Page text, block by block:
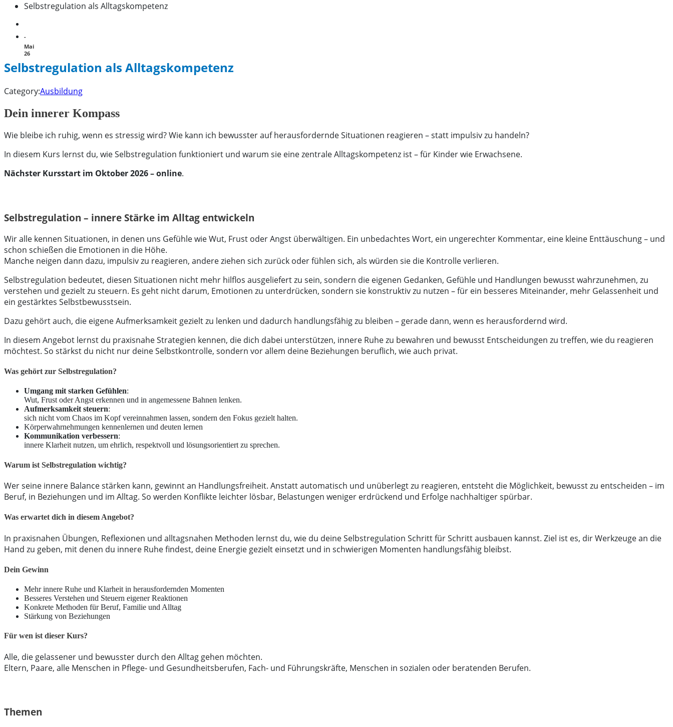
Selbstregulation als Alltagskompetenz
Mai
26
-
Selbstregulation als Alltagskompetenz
Category:Ausbildung
Dein innerer Kompass
Wie bleibe ich ruhig, wenn es stressig wird? Wie kann ich bewusster auf herausfordernde Situationen reagieren – statt impulsiv zu handeln?
In diesem Kurs lernst du, wie Selbstregulation funktioniert und warum sie eine zentrale Alltagskompetenz ist – für Kinder wie Erwachsene.
Nächster Kursstart im Oktober 2026 – online.
Selbstregulation – innere Stärke im Alltag entwickeln
Wir alle kennen Situationen, in denen uns Gefühle wie Wut, Frust oder Angst überwältigen. Ein unbedachtes Wort, ein ungerechter Kommentar, eine kleine Enttäuschung – und
schon schießen die Emotionen in die Höhe.
Manche neigen dann dazu, impulsiv zu reagieren, andere ziehen sich zurück oder fühlen sich, als würden sie die Kontrolle verlieren.
Selbstregulation bedeutet, diesen Situationen nicht mehr hilflos ausgeliefert zu sein, sondern die eigenen Gedanken, Gefühle und Handlungen bewusst wahrzunehmen, zu
verstehen und gezielt zu steuern. Es geht nicht darum, Emotionen zu unterdrücken, sondern sie konstruktiv zu nutzen – für ein besseres Miteinander, mehr Gelassenheit und
ein gestärktes Selbstbewusstsein.
Dazu gehört auch, die eigene Aufmerksamkeit gezielt zu lenken und dadurch handlungsfähig zu bleiben – gerade dann, wenn es herausfordernd wird.
In diesem Angebot lernst du praxisnahe Strategien kennen, die dich dabei unterstützen, innere Ruhe zu bewahren und bewusst Entscheidungen zu treffen, wie du reagieren
möchtest. So stärkst du nicht nur deine Selbstkontrolle, sondern vor allem deine Beziehungen beruflich, wie auch privat.
Was gehört zur Selbstregulation?
Umgang mit starken Gefühlen:
Wut, Frust oder Angst erkennen und in angemessene Bahnen lenken.
Aufmerksamkeit steuern:
sich nicht vom Chaos im Kopf vereinnahmen lassen, sondern den Fokus gezielt halten.
Körperwahrnehmungen kennenlernen und deuten lernen
Kommunikation verbessern:
innere Klarheit nutzen, um ehrlich, respektvoll und lösungsorientiert zu sprechen.
Warum ist Selbstregulation wichtig?
Wer seine innere Balance stärken kann, gewinnt an Handlungsfreiheit. Anstatt automatisch und unüberlegt zu reagieren, entsteht die Möglichkeit, bewusst zu entscheiden – im
Beruf, in Beziehungen und im Alltag. So werden Konflikte leichter lösbar, Belastungen weniger erdrückend und Erfolge nachhaltiger spürbar.
Was erwartet dich in diesem Angebot?
In praxisnahen Übungen, Reflexionen und alltagsnahen Methoden lernst du, wie du deine Selbstregulation Schritt für Schritt ausbauen kannst. Ziel ist es, dir Werkzeuge an die
Hand zu geben, mit denen du innere Ruhe findest, deine Energie gezielt einsetzt und in schwierigen Momenten handlungsfähig bleibst.
Dein Gewinn
Mehr innere Ruhe und Klarheit in herausfordernden Momenten
Besseres Verstehen und Steuern eigener Reaktionen
Konkrete Methoden für Beruf, Familie und Alltag
Stärkung von Beziehungen
Für wen ist dieser Kurs?
Alle, die gelassener und bewusster durch den Alltag gehen möchten.
Eltern, Paare, alle Menschen in Pflege- und Gesundheitsberufen, Fach- und Führungskräfte, Menschen in sozialen oder beratenden Berufen.
Themen